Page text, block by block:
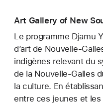
Art Gallery of New
Le programme Djamu
d’art de Nouvelle-
indigènes relevant du
de la Nouvelle-Galles
la culture. En
entre ces jeunes et